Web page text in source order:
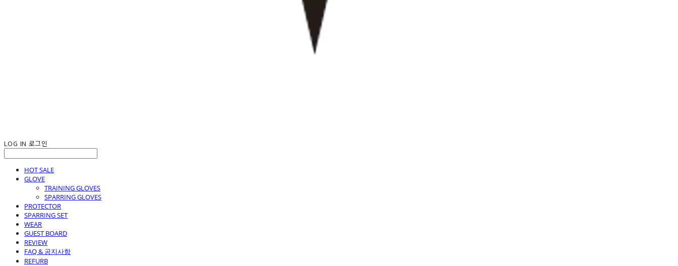
LOG IN 로그인
HOT SALE
GLOVE
TRAINING GLOVES
SPARRING GLOVES
PROTECTOR
SPARRING SET
WEAR
GUEST BOARD
REVIEW
FAQ & 공지사항
REFURB